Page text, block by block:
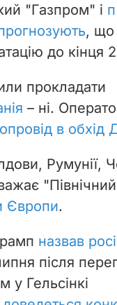
"Газпром" і
, що
до кінця
прокладати
– ні.
в обхід
Румунії,
"Північний
Європи.
назвав
після
Гельсінкі